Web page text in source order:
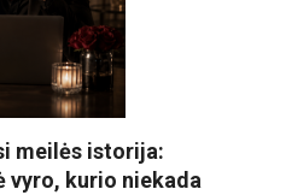
meilės istorija:
vyro, kurio niekada